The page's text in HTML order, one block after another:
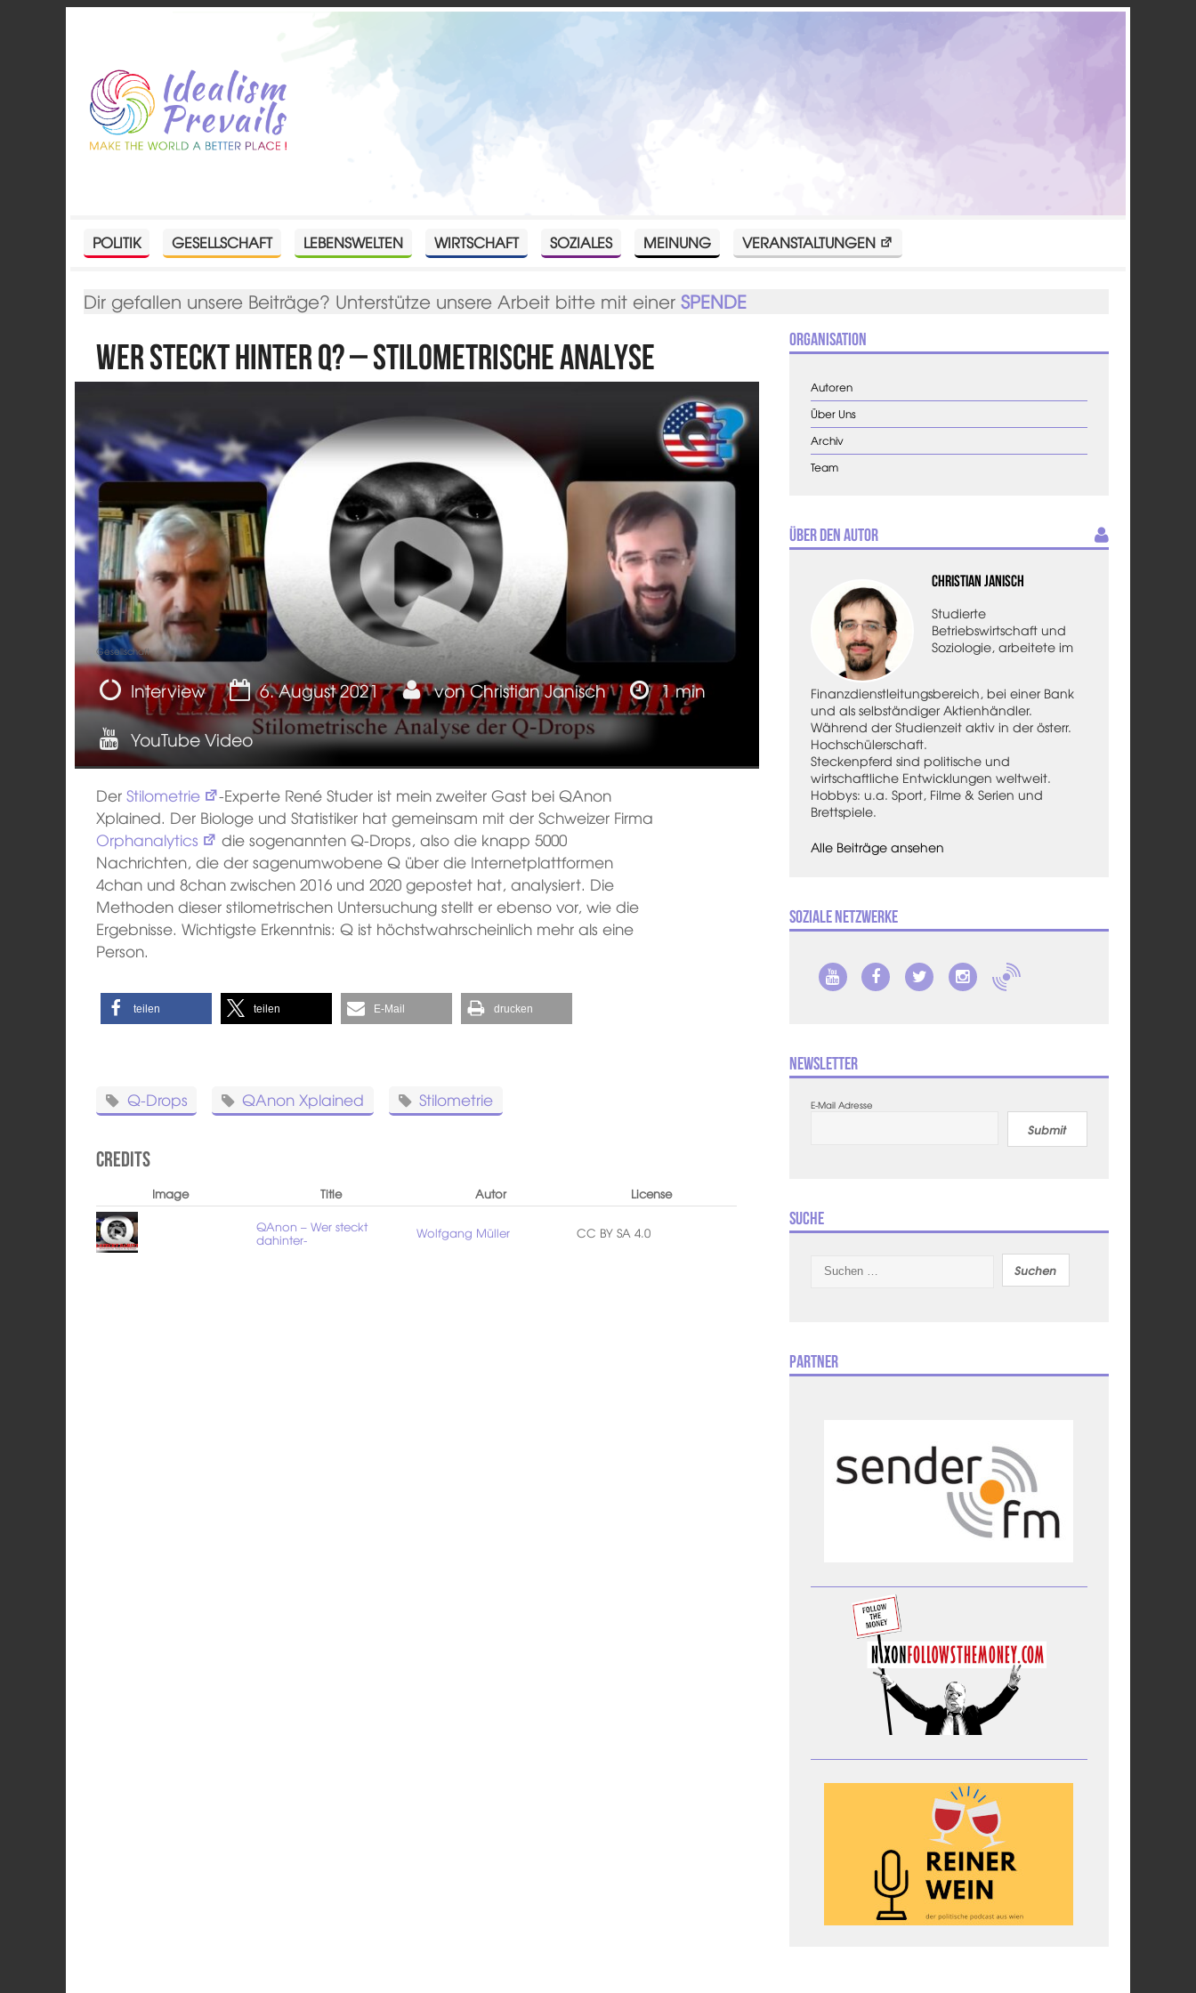
POLITIK GESELLSCHAFT LEBENSWELTEN WIRTSCHAFT SOZIALES MEINUNG VERANSTALTUNGEN
Dir gefallen unsere Beiträge? Unterstütze unsere Arbeit bitte mit einerSPENDE
Wer steckt hinter Q? – Stilometrische Analyse
Gesellschaft
Interview 6. August 2021 vonChristian Janisch
1 min
YouTube Video
DerStilometrie
-Experte René Studer ist mein zweiter Gast bei QAnon
Xplained. Der Biologe und Statistiker hat gemeinsam mit der Schweizer Firma
Orphanalytics
die sogenannten Q-Drops, also die knapp 5000
Nachrichten, die der sagenumwobene Q über die Internetplattformen
4chan und 8chan zwischen 2016 und 2020 gepostet hat, analysiert. Die
Methoden dieser stilometrischen Untersuchung stellt er ebenso vor, wie die
Ergebnisse. Wichtigste Erkenntnis: Q ist höchstwahrscheinlich mehr als eine
Person.
teilen teilen E-Mail drucken
Q-Drops QAnon Xplained Stilometrie
Credits
Image Title Autor
License
QAnon – Wer steckt
dahinter- Wolfgang Müller CC BY SA 4.0
Organisation
Autoren
Über Uns
Archiv
Team
Über den Autor
Christian Janisch
Studierte
Betriebswirtschaft und
Soziologie, arbeitete im
Finanzdienstleitungsbereich, bei einer Bank
und als selbständiger Aktienhändler.
Während der Studienzeit aktiv in der österr.
Hochschülerschaft.
Steckenpferd sind politische und
wirtschaftliche Entwicklungen weltweit.
Hobbys: u.a. Sport, Filme & Serien und
Brettspiele.
Alle Beiträge ansehen
Soziale Netzwerke
Newsletter
E-Mail Adresse
Submit
Suche
nach:
Partner